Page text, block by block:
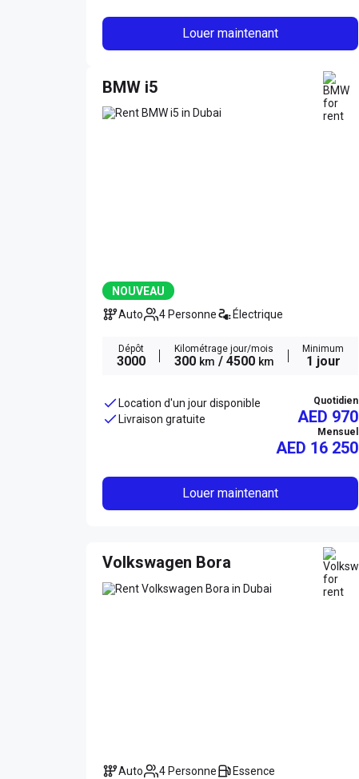
Louer maintenant
BMW i5
NOUVEAU
Auto
4 Personne Électrique
Dépôt
3000
Kilométrage jour/mois
300 km / 4500 km
Minimum
1 jour
Location d'un jour disponible
Livraison gratuite
Quotidien
AED 970
Mensuel
AED 16 250
Louer maintenant
Volkswagen Bora
Auto 4 Personne Essence